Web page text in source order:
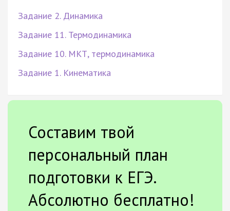
Задание 2. Динамика
Задание 11. Термодинамика
Задание 10. МКТ, термодинамика
Задание 1. Кинематика
Составим твой
персональный план
подготовки к ЕГЭ.
Абсолютно бесплатно!